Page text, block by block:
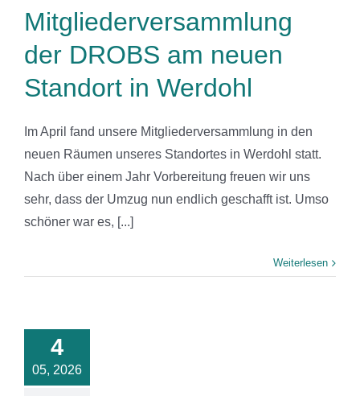
Mitgliederversammlung
der DROBS am neuen
Standort in Werdohl
Im April fand unsere Mitgliederversammlung in den
neuen Räumen unseres Standortes in Werdohl statt.
Nach über einem Jahr Vorbereitung freuen wir uns
sehr, dass der Umzug nun endlich geschafft ist. Umso
schöner war es, [...]
Weiterlesen
4
05, 2026